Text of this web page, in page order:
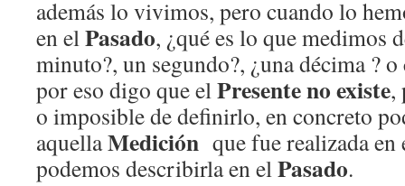
además lo vivimos, pero cuando lo
en elPasado, ¿qué es lo que medimos
minuto?, un segundo?, ¿una décima ?
por eso digo que elPresente no existe,
o imposible de definirlo, en concreto
aquellaMedición que fue realizada
podemos describirla en elPasado.